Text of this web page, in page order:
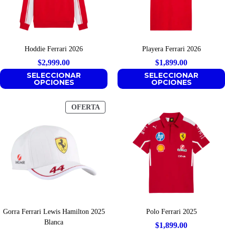
Hoddie Ferrari 2026
$2,999.00
SELECCIONAR
OPCIONES
Playera Ferrari 2026
$1,899.00
SELECCIONAR
OPCIONES
OFERTAPRODUCTO
EN
Gorra Ferrari Lewis Hamilton 2025
Blanca
Polo Ferrari 2025
$1,899.00